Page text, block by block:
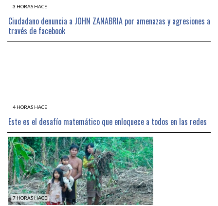
3 HORAS HACE
Ciudadano denuncia a JOHN ZANABRIA por amenazas y agresiones a
través de facebook
4 HORAS HACE
Este es el desafío matemático que enloquece a todos en las redes
7 HORAS HACE